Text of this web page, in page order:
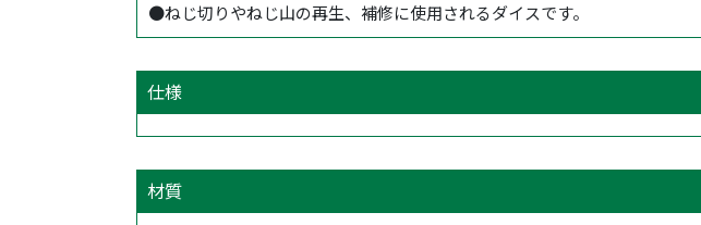
●ねじ切りやねじ山の再生、補修に使用されるダイスです。
仕様
材質